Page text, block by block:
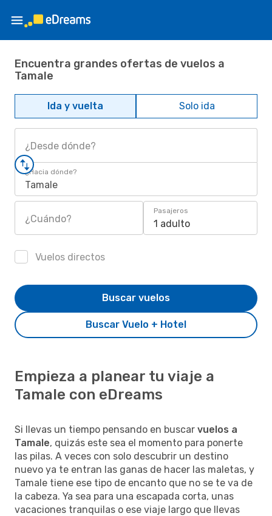
Encuentra grandes ofertas de vuelos a
Tamale
Ida y vuelta Solo ida
¿Desde dónde?
¿Hacia dónde?
Tamale
¿Cuándo?
Pasajeros
1 adulto
Vuelos directos
Buscar Vuelo + Hotel
Buscar vuelos
Empieza a planear tu viaje a
Tamale con eDreams
Si llevas un tiempo pensando en buscar vuelos a
Tamale, quizás este sea el momento para ponerte
las pilas. A veces con solo descubrir un destino
nuevo ya te entran las ganas de hacer las maletas, y
Tamale tiene ese tipo de encanto que no se te va de
la cabeza. Ya sea para una escapada corta, unas
vacaciones tranquilas o ese viaje largo que llevas